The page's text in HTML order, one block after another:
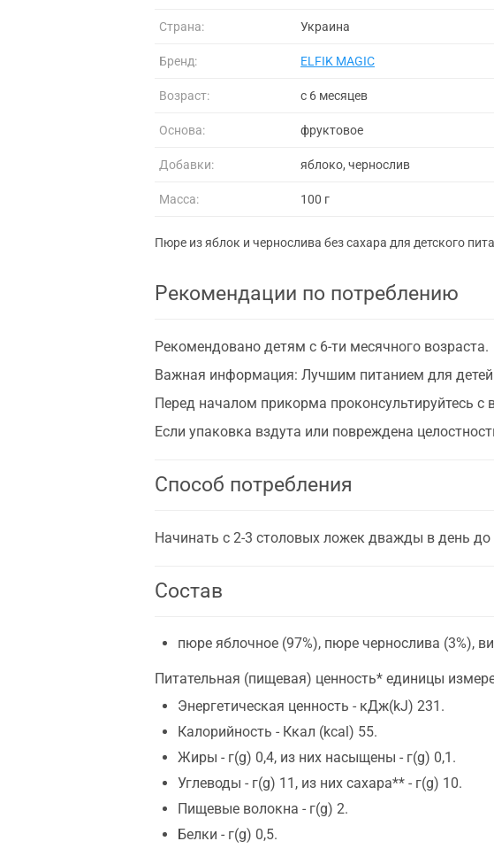
Страна: Украина
Бренд: ELFIK MAGIC
Возраст: с 6 месяцев
Основа: фруктовое
Добавки: яблоко, чернослив
Масса: 100 г
Пюре из яблок и чернослива без сахара для детского
Рекомендации по потреблению
Рекомендовано детям с 6-ти месячного возраста.
Важная информация: Лучшим питанием для детей
Перед началом прикорма проконсультируйтесь с
Если упаковка вздута или повреждена
Способ потребления
Начинать с 2-3 столовых ложек дважды в день до
Состав
пюре яблочное (97%), пюре чернослива (3%),
Питательная (пищевая) ценность* единицы
Энергетическая ценность - кДж(kJ) 231.
Калорийность - Ккал (kсal) 55.
Жиры - г(g) 0,4, из них насыщены - г(g) 0,1.
Углеводы - г(g) 11, из них сахара** - г(g) 10.
Пищевые волокна - г(g) 2.
Белки - г(g) 0,5.